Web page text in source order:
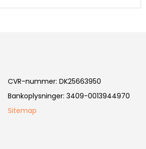
CVR-nummer: DK25663950
Bankoplysninger: 3409-0013944970
Sitemap